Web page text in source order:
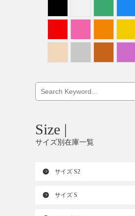
Size |
サイズ別在庫一覧
サイズ S2
サイズ S